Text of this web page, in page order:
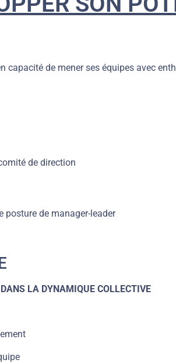
capacité de mener ses équipes avec
de direction
posture de manager-leader
LA DYNAMIQUE COLLECTIVE